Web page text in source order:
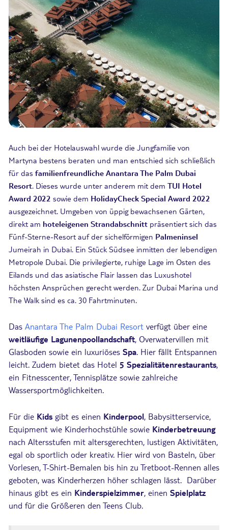
Auch bei der Hotelauswahl wurde die Jungfamilie von
Martyna bestens beraten und man entschied sich schließlich
für das familienfreundliche Anantara The Palm Dubai
Resort. Dieses wurde unter anderem mit dem TUI Hotel
Award 2022 sowie dem HolidayCheck Special Award 2022
ausgezeichnet. Umgeben von üppig bewachsenen Gärten,
direkt am hoteleigenen Strandabschnitt präsentiert sich das
Fünf-Sterne-Resort auf der sichelförmigen Palmeninsel
Jumeirah in Dubai. Ein Stück Südsee inmitten der lebendigen
Metropole Dubai. Die privilegierte, ruhige Lage im Osten des
Eilands und das asiatische Flair lassen das Luxushotel
höchsten Ansprüchen gerecht werden. Zur Dubai Marina und
The Walk sind es ca. 30 Fahrtminuten.
Das Anantara The Palm Dubai Resort verfügt über eine
weitläufige Lagunenpoollandschaft, Overwatervillen mit
Glasboden sowie ein luxuriöses Spa. Hier fällt Entspannen
leicht. Zudem bietet das Hotel 5 Spezialitätenrestaurants,
ein Fitnesscenter, Tennisplätze sowie zahlreiche
Wassersportmöglichkeiten.
Für die Kids gibt es einen Kinderpool, Babysitterservice,
Equipment wie Kinderhochstühle sowie Kinderbetreuung
nach Altersstufen mit altersgerechten, lustigen Aktivitäten,
egal ob sportlich oder kreativ. Hier wird von Basteln, über
Vorlesen, T-Shirt-Bemalen bis hin zu Tretboot-Rennen alles
geboten, was Kinderherzen höher schlagen lässt. Darüber
hinaus gibt es ein Kinderspielzimmer, einen Spielplatz
und für die Größeren den Teens Club.